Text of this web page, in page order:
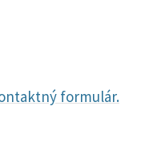
formulár.